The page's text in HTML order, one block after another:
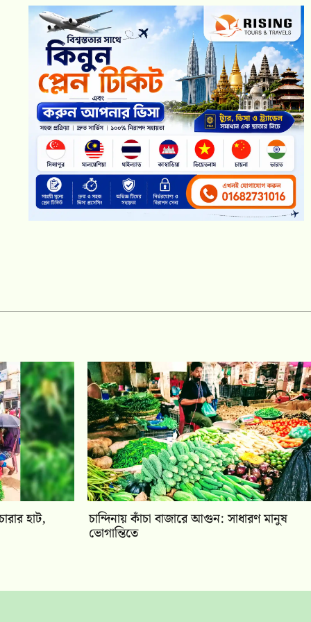
হাট, চান্দিনায় কাঁচা বাজারে আগুন: সাধারণ মানুষ
ভোগান্তিতে